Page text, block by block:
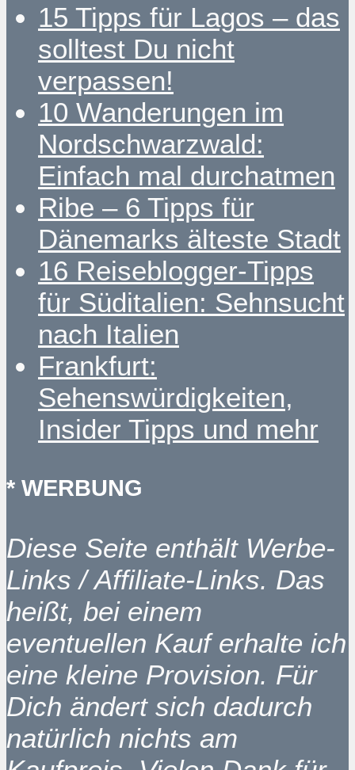
15 Tipps für Lagos – das
solltest Du nicht
verpassen!
10 Wanderungen im
Nordschwarzwald:
Einfach mal durchatmen
Ribe – 6 Tipps für
Dänemarks älteste Stadt
16 Reiseblogger-Tipps
für Süditalien: Sehnsucht
nach Italien
Frankfurt:
Sehenswürdigkeiten,
Insider Tipps und mehr
* WERBUNG
Diese Seite enthält Werbe-
Links / Affiliate-Links. Das
heißt, bei einem
eventuellen Kauf erhalte ich
eine kleine Provision. Für
Dich ändert sich dadurch
natürlich nichts am